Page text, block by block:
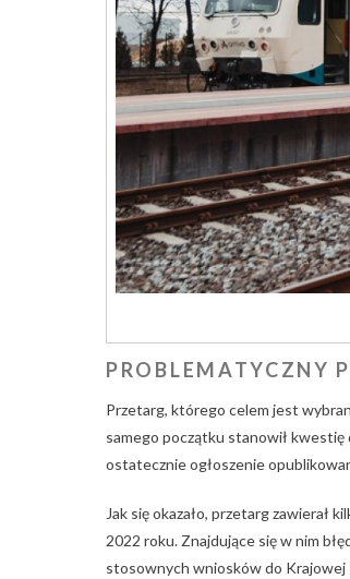
PROBLEMATYCZNY
Przetarg, którego celem jest
samego początku stanowił kwestię
ostatecznie ogłoszenie
Jak się okazało, przetarg zawierał
2022 roku. Znajdujące się w nim
stosownych wniosków do Krajowej